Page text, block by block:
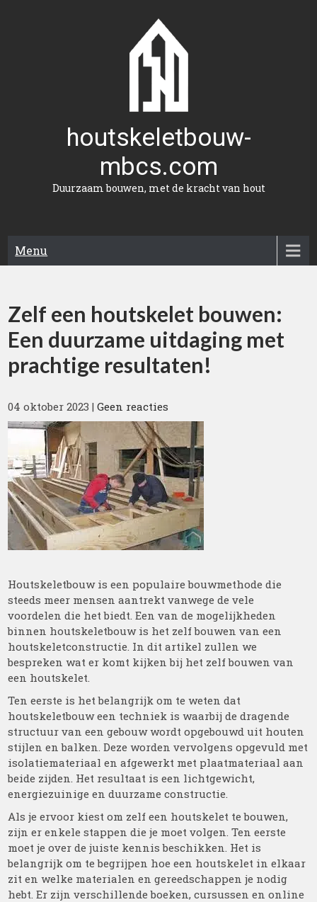
houtskeletbouw-
mbcs.com
Duurzaam bouwen, met de kracht van hout
Menu
Zelf een houtskelet bouwen:
Een duurzame uitdaging met
prachtige resultaten!
04 oktober 2023 |Geen reacties
Houtskeletbouw is een populaire bouwmethode die
steeds meer mensen aantrekt vanwege de vele
voordelen die het biedt. Een van de mogelijkheden
binnen houtskeletbouw is het zelf bouwen van een
houtskeletconstructie. In dit artikel zullen we
bespreken wat er komt kijken bij het zelf bouwen van
een houtskelet.
Ten eerste is het belangrijk om te weten dat
houtskeletbouw een techniek is waarbij de dragende
structuur van een gebouw wordt opgebouwd uit houten
stijlen en balken. Deze worden vervolgens opgevuld met
isolatiemateriaal en afgewerkt met plaatmateriaal aan
beide zijden. Het resultaat is een lichtgewicht,
energiezuinige en duurzame constructie.
Als je ervoor kiest om zelf een houtskelet te bouwen,
zijn er enkele stappen die je moet volgen. Ten eerste
moet je over de juiste kennis beschikken. Het is
belangrijk om te begrijpen hoe een houtskelet in elkaar
zit en welke materialen en gereedschappen je nodig
hebt. Er zijn verschillende boeken, cursussen en online